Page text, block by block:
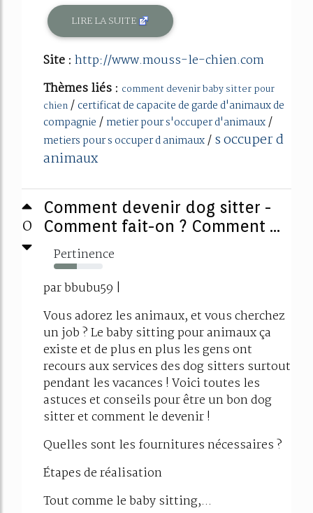
LIRE LA SUITE
Site : http://www.mouss-le-chien.com
Thèmes liés : comment devenir baby sitter pour
chien/ certificat de capacite de garde d'animaux de
compagnie / metier pour s'occuper d'animaux/
metiers pour s occuper d animaux/s occuper d
animaux
0
Comment devenir dog sitter -
Comment fait-on ? Comment ...
Pertinence
47%
par bbubu59 |
Vous adorez les animaux, et vous cherchez
un job ? Le baby sitting pour animaux ça
existe et de plus en plus les gens ont
recours aux services des dog sitters surtout
pendant les vacances ! Voici toutes les
astuces et conseils pour être un bon dog
sitter et comment le devenir !
Quelles sont les fournitures nécessaires ?
Étapes de réalisation
Tout comme le baby sitting,...